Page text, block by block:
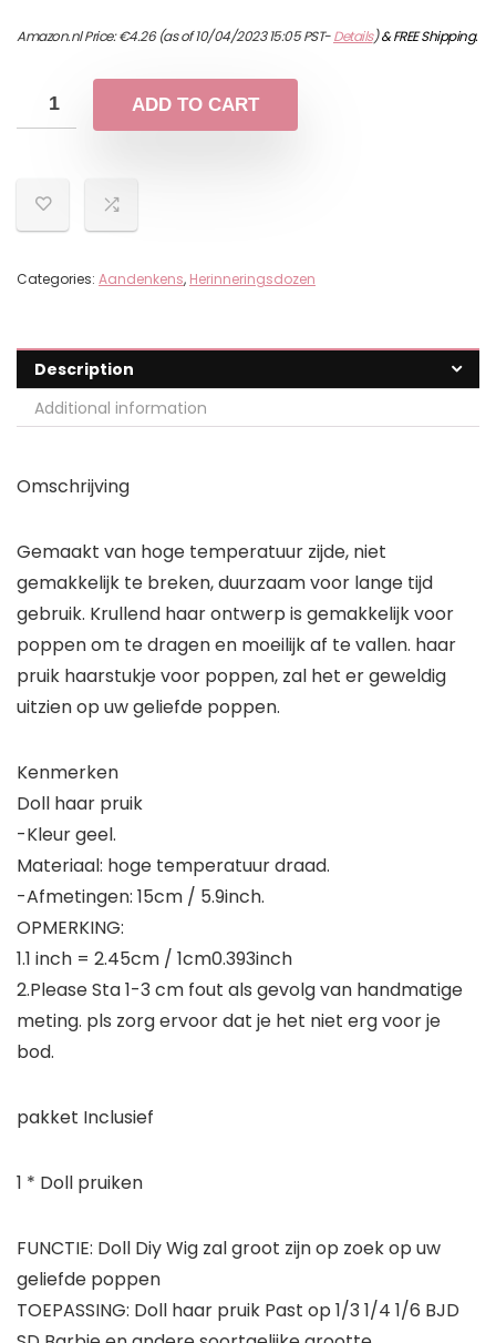
Amazon.nl Price:€4.26(as of 10/04/2023 15:05 PST-Details)&FREE Shipping.
ADD TO CART
Categories: Aandenkens, Herinneringsdozen
Description
Additional information
Omschrijving
Gemaakt van hoge temperatuur zijde, niet
gemakkelijk te breken, duurzaam voor lange tijd
gebruik. Krullend haar ontwerp is gemakkelijk voor
poppen om te dragen en moeilijk af te vallen. haar
pruik haarstukje voor poppen, zal het er geweldig
uitzien op uw geliefde poppen.
Kenmerken
Doll haar pruik
-Kleur geel.
Materiaal: hoge temperatuur draad.
-Afmetingen: 15cm / 5.9inch.
OPMERKING:
1.1 inch = 2.45cm / 1cm0.393inch
2.Please Sta 1-3 cm fout als gevolg van handmatige
meting. pls zorg ervoor dat je het niet erg voor je
bod.
pakket Inclusief
1 * Doll pruiken
FUNCTIE: Doll Diy Wig zal groot zijn op zoek op uw
geliefde poppen
TOEPASSING: Doll haar pruik Past op 1/3 1/4 1/6 BJD